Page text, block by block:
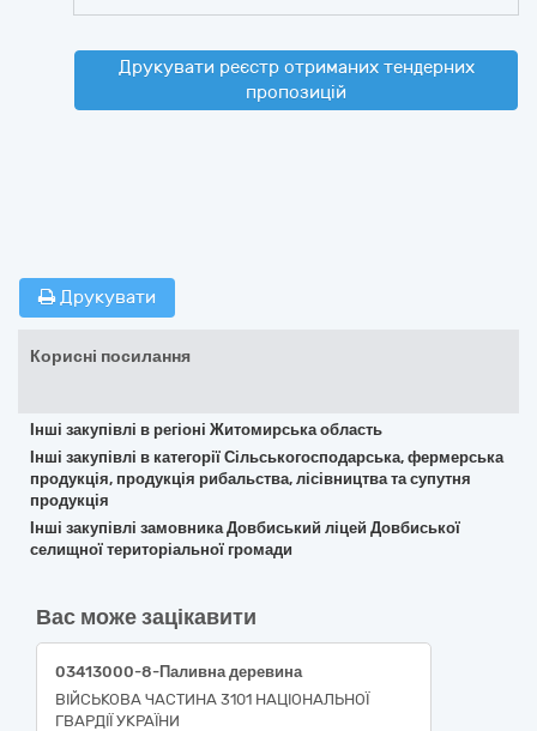
Друкувати реєстр отриманих тендерних
пропозицій
Друкувати
Корисні посилання
Інші закупівлі в регіоні Житомирська область
Інші закупівлі в категорії Сільськогосподарська, фермерська
продукція, продукція рибальства, лісівництва та супутня
продукція
Інші закупівлі замовника Довбиський ліцей Довбиської
селищної територіальної громади
Вас може зацікавити
03413000-8-Паливна деревина
ВІЙСЬКОВА ЧАСТИНА 3101 НАЦІОНАЛЬНОЇ
ГВАРДІЇ УКРАЇНИ